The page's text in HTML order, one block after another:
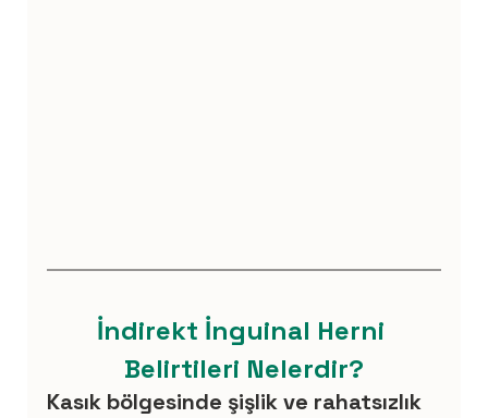
İndirekt İnguinal Herni
Belirtileri Nelerdir?
Kasık bölgesinde şişlik ve rahatsızlık